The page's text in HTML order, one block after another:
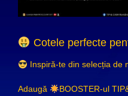
Cotele perfecte
Inspiră-te din selecția de
Adaugă BOOSTER-ul